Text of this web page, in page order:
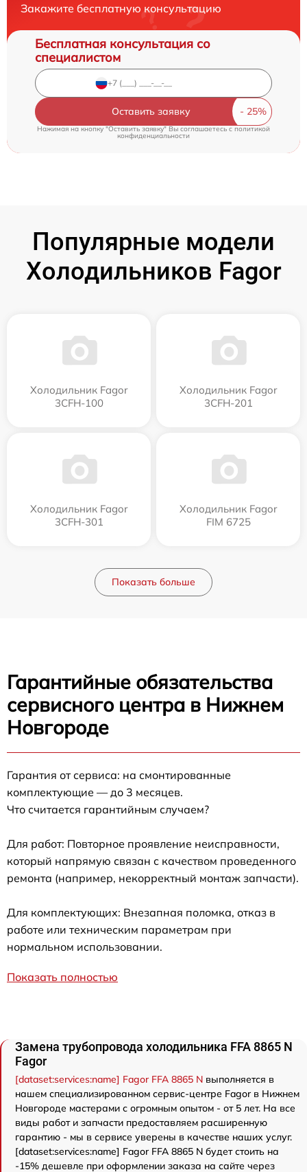
Закажите бесплатную консультацию
Бесплатная консультация со
специалистом
Оставить заявку
Нажимая на кнопку "Оставить заявку" Вы соглашаетесь cполитикой
конфиденциальности
Популярные модели
Холодильников Fagor
Холодильник Fagor
3CFH-100
Холодильник Fagor
3CFH-201
Холодильник Fagor
3CFH-301
Холодильник Fagor
FIM 6725
Показать больше
Гарантийные обязательства
сервисного центра в Нижнем
Новгороде
Гарантия от сервиса: на смонтированные
комплектующие — до 3 месяцев.
Что считается гарантийным случаем?
Для работ: Повторное проявление неисправности,
который напрямую связан с качеством проведенного
ремонта (например, некорректный монтаж запчасти).
Для комплектующих: Внезапная поломка, отказ в
работе или техническим параметрам при
нормальном использовании.
Показать полностью
Замена трубопровода холодильника FFA 8865 N
Fagor
[dataset:services:name] Fagor FFA 8865 N выполняется в
нашем специализированном сервис-центре Fagor в Нижнем
Новгороде мастерами с огромным опытом - от 5 лет. На все
виды работ и запчасти предоставляем расширенную
гарантию - мы в сервисе уверены в качестве наших услуг.
[dataset:services:name] Fagor FFA 8865 N будет стоить на
-15% дешевле при оформлении заказа на сайте через